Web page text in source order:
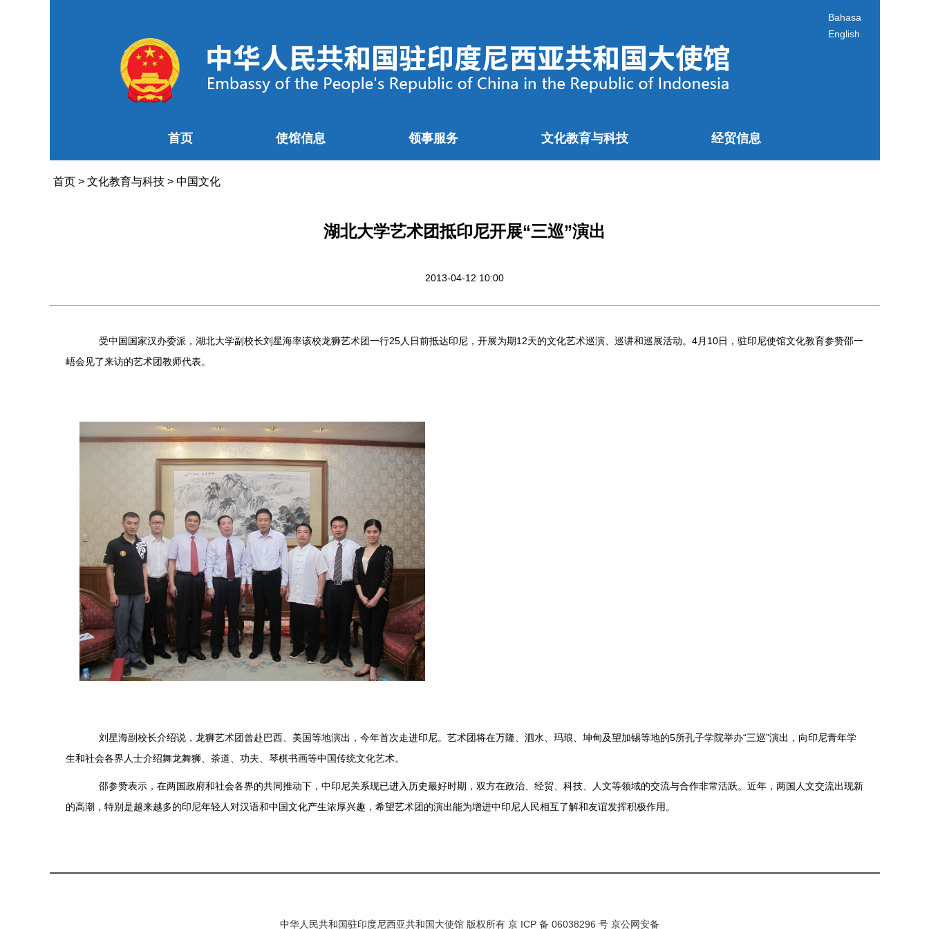
Bahasa
English
首页 使馆信息 领事服务 文化教育与科技 经贸信息
首页> 文化教育与科技> 中国文化
湖北大学艺术团抵印尼开展“三巡”演出
2013-04-12 10:00
受中国国家汉办委派，湖北大学副校长刘星海率该校龙狮艺术团一行25人日前抵达印尼，开展为期12天的文化艺术巡演、巡讲和巡展活动。4月10日，驻印尼使馆文化教育参赞邵一
峿会见了来访的艺术团教师代表。
刘星海副校长介绍说，龙狮艺术团曾赴巴西、美国等地演出，今年首次走进印尼。艺术团将在万隆、泗水、玛琅、坤甸及望加锡等地的5所孔子学院举办“三巡”演出，向印尼青年学
生和社会各界人士介绍舞龙舞狮、茶道、功夫、琴棋书画等中国传统文化艺术。
邵参赞表示，在两国政府和社会各界的共同推动下，中印尼关系现已进入历史最好时期，双方在政治、经贸、科技、人文等领域的交流与合作非常活跃。近年，两国人文交流出现新
的高潮，特别是越来越多的印尼年轻人对汉语和中国文化产生浓厚兴趣，希望艺术团的演出能为增进中印尼人民相互了解和友谊发挥积极作用。
中华人民共和国驻印度尼西亚共和国大使馆 版权所有 京 ICP 备 06038296 号 京公网安备